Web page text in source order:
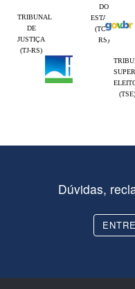
DO
ESTADO
(TCE-
RS)
TRIBUNAL
DE
JUSTIÇA
(TJ-RS)
(TSE)
Dúvidas,